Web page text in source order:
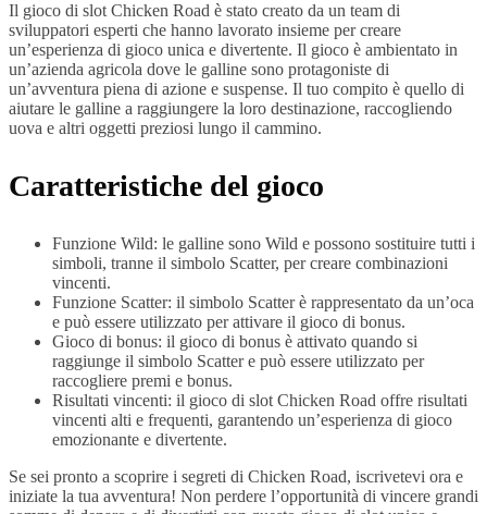
Il gioco di slot Chicken Road è stato creato da un team di
sviluppatori esperti che hanno lavorato insieme per creare
un’esperienza di gioco unica e divertente. Il gioco è ambientato in
un’azienda agricola dove le galline sono protagoniste di
un’avventura piena di azione e suspense. Il tuo compito è quello di
aiutare le galline a raggiungere la loro destinazione, raccogliendo
uova e altri oggetti preziosi lungo il cammino.
Caratteristiche del gioco
Funzione Wild: le galline sono Wild e possono sostituire tutti i
simboli, tranne il simbolo Scatter, per creare combinazioni
vincenti.
Funzione Scatter: il simbolo Scatter è rappresentato da un’oca
e può essere utilizzato per attivare il gioco di bonus.
Gioco di bonus: il gioco di bonus è attivato quando si
raggiunge il simbolo Scatter e può essere utilizzato per
raccogliere premi e bonus.
Risultati vincenti: il gioco di slot Chicken Road offre risultati
vincenti alti e frequenti, garantendo un’esperienza di gioco
emozionante e divertente.
Se sei pronto a scoprire i segreti di Chicken Road, iscrivetevi ora e
iniziate la tua avventura! Non perdere l’opportunità di vincere grandi